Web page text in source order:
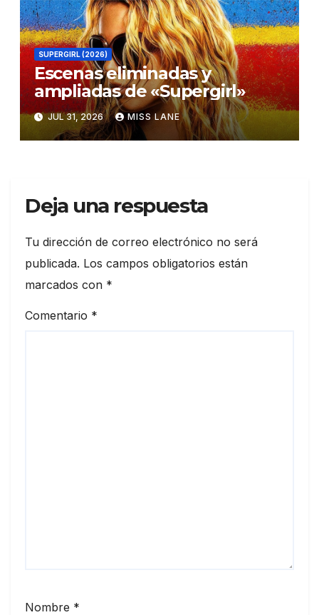
SUPERGIRL (2026)
Escenas eliminadas y
ampliadas de «Supergirl»
JUL 31, 2026 MISS LANE
Deja una respuesta
Tu dirección de correo electrónico no será
publicada. Los campos obligatorios están
marcados con *
Comentario *
Nombre *